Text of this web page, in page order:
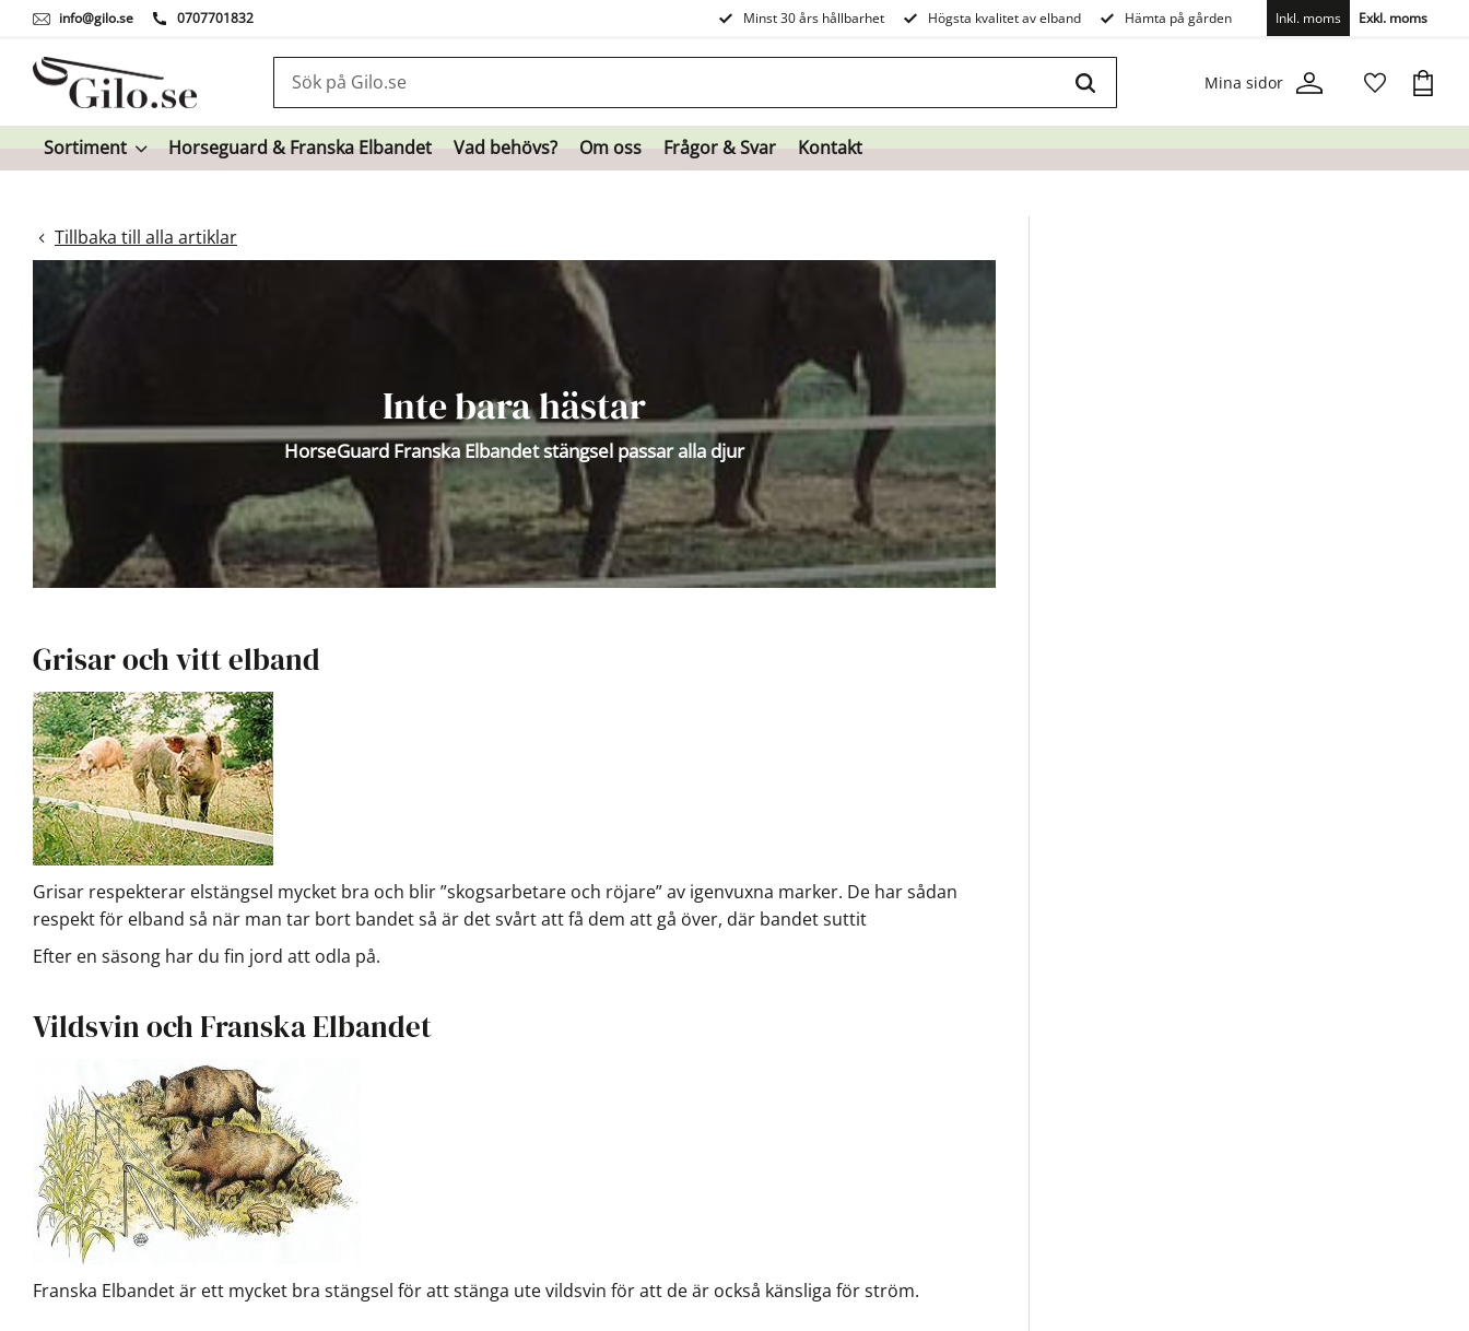
info@gilo.se 0707701832 Minst 30 års hållbarhet Högsta kvalitet av elband Hämta på gården Inkl. moms Exkl. moms
Mina sidor Favoriter
Sortiment Horseguard & Franska Elbandet Vad behövs? Om oss Frågor & Svar Kontakt
Tillbaka till alla artiklar
Inte bara hästar
HorseGuard Franska Elbandet stängsel passar alla djur
Grisar och vitt elband
Grisar respekterar elstängsel mycket bra och blir ”skogsarbetare och röjare” av igenvuxna marker. De har sådan
respekt för elband så när man tar bort bandet så är det svårt att få dem att gå över, där bandet suttit
Efter en säsong har du fin jord att odla på.
Vildsvin och Franska Elbandet
Franska Elbandet är ett mycket bra stängsel för att stänga ute vildsvin för att de är också känsliga för ström.